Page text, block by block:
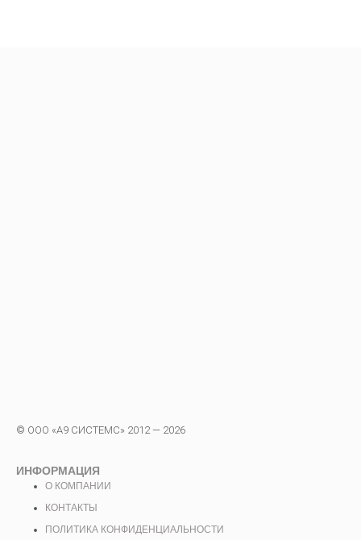
© ООО «А9 СИСТЕМС» 2012 — 2026
ИНФОРМАЦИЯ
О КОМПАНИИ
КОНТАКТЫ
ПОЛИТИКА КОНФИДЕНЦИАЛЬНОСТИ